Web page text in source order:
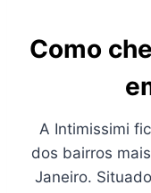
Como
A Intimissimi
dos bairros
Janeiro.